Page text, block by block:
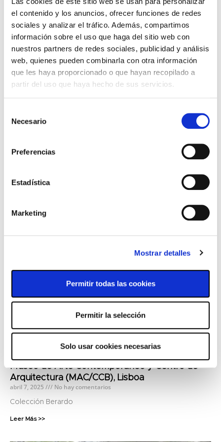
el contenido y los anuncios, ofrecer funciones de redes
sociales y analizar el tráfico. Además, compartimos
información sobre el uso que haga del sitio web con
nuestros partners de redes sociales, publicidad y análisis
web, quienes pueden combinarla con otra información
que les haya proporcionado o que hayan recopilado a
partir del uso que haya hecho de sus servicios.
Necesario
Preferencias
Estadística
Marketing
Mostrar detalles
Permitir todas las cookies
Permitir la selección
Solo usar cookies necesarias
Novedades en mi blog
Vassily Kandinsky. Pionero del arte abstracto
septiembre 2, 2025
Centre Pompidou Málaga
Museo de Arte Contemporáneo y Centro de
Arquitectura (MAC/CCB), Lisboa
abril 7, 2025 No hay comentarios
Colección Berardo
Leer Más >>